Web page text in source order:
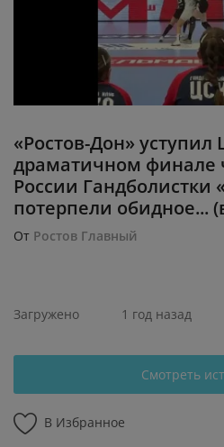
«Ростов-Дон» уступил
драматичном финале
России Гандболистки
потерпели обидное...
От Ростов Главный
Загружено 1 год назад
Смотреть
В Избранное